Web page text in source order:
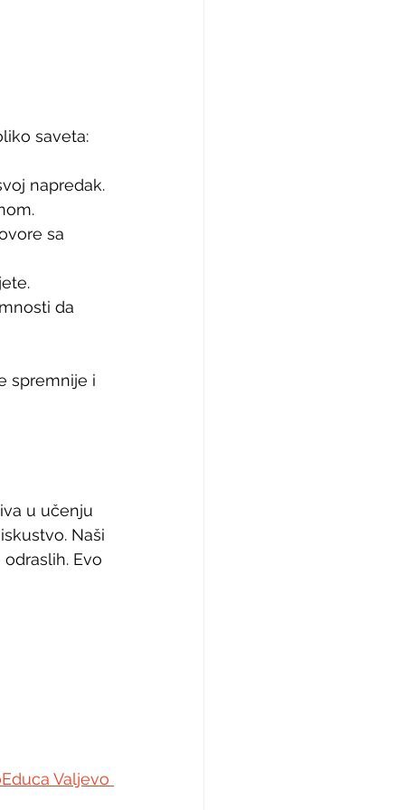
saveta:
napredak.
sa
da
spremnije i
u učenju
Naši
Evo
Valjevo